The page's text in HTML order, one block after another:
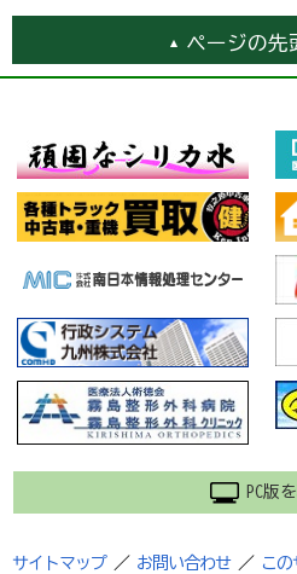
ページの先
PC版
サイトマップ ／ お問い合わせ ／ この